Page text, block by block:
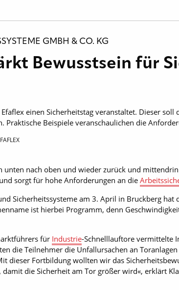
GMBH & CO. KG
Bewusstsein für
einen Sicherheitstag veranstaltet. Dieser soll
Praktische Beispiele veranschaulichen die
unten nach oben und wieder zurück und
sorgt für hohe Anforderungen an die
Sicherheitssysteme am 3. April in Bruckberg hat
ist hierbei Programm, denn
für Industrie-Schnelllauftore vermittelte
die Teilnehmer die Unfallursachen an
dieser Fortbildung wollten wir das
die Sicherheit am Tor größer wird«, erklärt